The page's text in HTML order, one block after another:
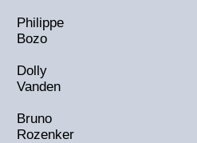
Philippe
Bozo
Dolly
Vanden
Bruno
Rozenker